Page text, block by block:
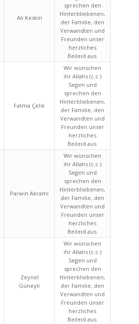
Ali Keskin
sprechen den
Hinterbliebenen,
der Familie, den
Verwandten und
Freunden unser
herzliches
Beileid aus.
Fatma Çelik
Wir wünschen
ihr Allahs (c.c.)
Segen und
sprechen den
Hinterbliebenen,
der Familie, den
Verwandten und
Freunden unser
herzliches
Beileid aus.
Parwin Akrami
Wir wünschen
ihr Allahs (c.c.)
Segen und
sprechen den
Hinterbliebenen,
der Familie, den
Verwandten und
Freunden unser
herzliches
Beileid aus.
Zeynel
Güneyli
Wir wünschen
ihr Allahs (c.c.)
Segen und
sprechen den
Hinterbliebenen,
der Familie, den
Verwandten und
Freunden unser
herzliches
Beileid aus.